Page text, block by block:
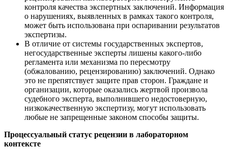
контроля качества экспертных заключений. Информация
о нарушениях, выявленных в рамках такого контроля,
может быть использована при оспаривании результатов
экспертизы.
В отличие от системы государственных экспертов,
негосударственные эксперты лишены какого-либо
регламента или механизма по пересмотру
(обжалованию, рецензированию) заключений. Однако
это не препятствует защите прав сторон. Граждане и
организации, которые оказались жертвой произвола
судебного эксперта, выполнившего недостоверную,
низкокачественную экспертизу, могут использовать
любые не запрещенные законом способы защиты.
Процессуальный статус рецензии в лабораторном
контексте